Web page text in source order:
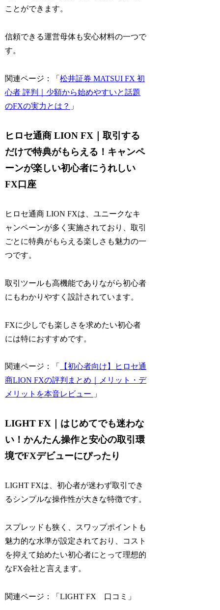
ことができます。
信頼できる運営母体も安心材料の一つで
す。
関連ページ：「松井証券 MATSUI FX 初
心者 評判｜少額から始めやすいと話題
のFXの実力とは？ 」
ヒロセ通商 LION FX｜取引する
だけで特典がもらえる！キャンペ
ーンが楽しい初心者にうれしい
FX口座
ヒロセ通商 LION FXは、ユニークなキ
ャンペーンが多く実施されており、取引
ごとに特典がもらえる楽しさも魅力の一
つです。
取引ツールも高機能でありながら初心者
にもわかりやすく設計されています。
FXに少しでも楽しさを求めたい初心者
には特におすすめです。
関連ページ：「
【初心者向け】ヒロセ通
商LION FXの評判まとめ｜メリット・デ
メリットを本音レビュー 」
LIGHT FX｜はじめてでも迷わな
い！かんたん操作と安心の取引環
境でFXデビューにぴったり
LIGHT FXは、初心者が迷わず取引でき
るシンプルな操作性が大きな特徴です。
スプレッドも狭く、スワップポイントも
魅力的な水準が設定されており、コスト
を抑えて始めたい初心者にとって理想的
なFX会社と言えます。
関連ページ：「LIGHT FX 口コミ」